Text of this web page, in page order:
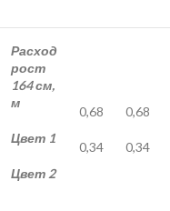
Расход
рост
164 см,
м
Цвет 1
Цвет 2
0,68
0,34
0,68
0,34